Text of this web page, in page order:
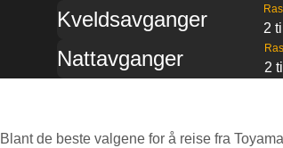
Kveldsavganger 2
Nattavganger 2
Blant de beste valgene for å reise fra